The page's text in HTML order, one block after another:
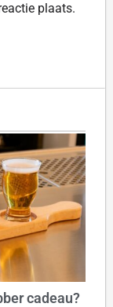
plaats.
cadeau?